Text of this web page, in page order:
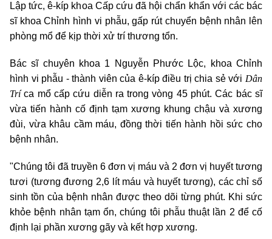
Lập tức, ê-kíp khoa Cấp cứu đã hội chẩn khẩn với các bác
sĩ khoa Chỉnh hình vi phẫu, gấp rút chuyển bệnh nhân lên
phòng mổ để kịp thời xử trí thương tổn.
Bác sĩ chuyên khoa 1 Nguyễn Phước Lộc, khoa Chỉnh
hình vi phẫu - thành viên của ê-kíp điều trị chia sẻ với Dân
Tríca mổ cấp cứu diễn ra trong vòng 45 phút. Các bác sĩ
vừa tiến hành cố định tạm xương khung chậu và xương
đùi, vừa khâu cầm máu, đồng thời tiến hành hồi sức cho
bệnh nhân.
"Chúng tôi đã truyền 6 đơn vị máu và 2 đơn vị huyết tương
tươi (tương đương 2,6 lít máu và huyết tương), các chỉ số
sinh tồn của bệnh nhân được theo dõi từng phút. Khi sức
khỏe bệnh nhân tạm ổn, chúng tôi phẫu thuật lần 2 để cố
định lại phần xương gãy và kết hợp xương.